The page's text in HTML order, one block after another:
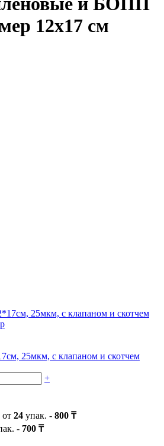
12x17 см
25мкм, с клапаном и скотчем
+
24 упак. - 800 ₸
- 700 ₸